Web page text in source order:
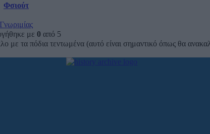
Φσιούτ
Γνωριμίας
με 0 από 5
με τα πόδια τεντωμένα (αυτό είναι σημαντικό όπως θα